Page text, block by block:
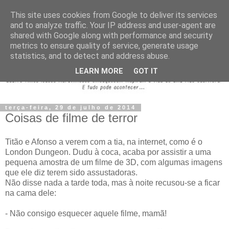
terça-feira, 29 de julho de 2014
Coisas de filme de terror
Titão e Afonso a verem com a tia, na internet, como é o
London Dungeon. Dudu à coca, acaba por assistir a uma
pequena amostra de um filme de 3D, com algumas imagens
que ele diz terem sido assustadoras.
Não disse nada a tarde toda, mas à noite recusou-se a ficar
na cama dele:
- Não consigo esquecer aquele filme, mamã!
This site uses cookies from Google to deliver its services
and to analyze traffic. Your IP address and user-agent are
shared with Google along with performance and security
metrics to ensure quality of service, generate usage
statistics, and to detect and address abuse.
LEARN MORE GOT IT